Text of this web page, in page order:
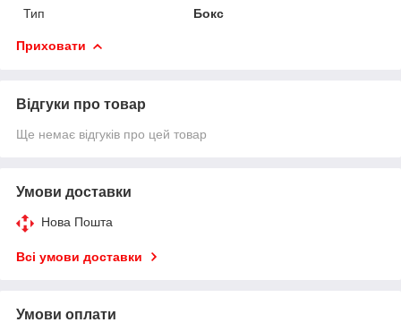
Тип
Бокс
Приховати
Відгуки про товар
Ще немає відгуків про цей товар
Умови доставки
Нова Пошта
Всі умови доставки
Умови оплати